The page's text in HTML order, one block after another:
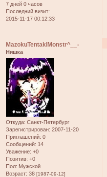
7 дней 0 часов
Последний визит:
2015-11-17 00:12:33
MazokuTentaklMonstr^__-
Няшка
Откуда: Санкт-Петербург
Зарегистрирован: 2007-11-20
Приглашений: 0
Сообщений: 14
Уважение: +0
Позитив: +0
Пол: Мужской
Возраст: 38 [1987-09-12]